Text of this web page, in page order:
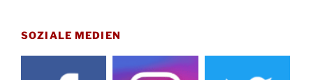
Drabenderhöhe um 11:15 Uhr
21.11.
Basar im Ev. Gemeindehaus von 14-16:30 Uhr
Katharinenball des Honterus Chors im
SOZIALE MEDIEN